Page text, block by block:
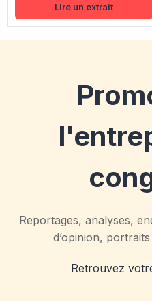
Lire un extrait
Reportages, analyses,
d’opinion,
Retrouvez